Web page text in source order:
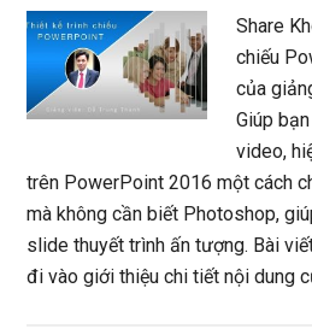
Share
chiếu
của
Giúp
video,
trên PowerPoint 2016 một cách
mà không cần biết Photoshop,
slide thuyết trình ấn tượng. Bài
đi vào giới thiệu chi tiết nội dung